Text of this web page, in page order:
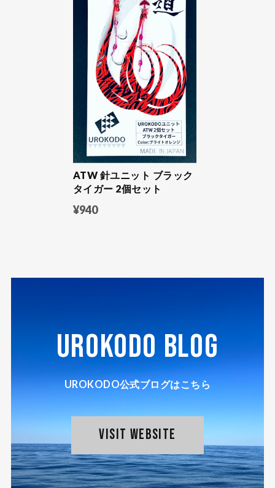
ATW 針ユニット ブラック
タイガー 2個セット
¥940
UROKODO BLOG
UROKODO公式ブログはこちら
VISIT WEBSITE